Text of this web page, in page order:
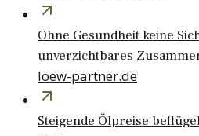
Ohne Gesundheit keine
unverzichtbares
loew-partner.de
Steigende Ölpreise